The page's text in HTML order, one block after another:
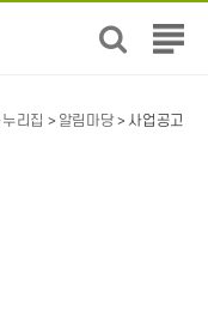
전
뉴
누리집 > 알림마당 > 사업공고